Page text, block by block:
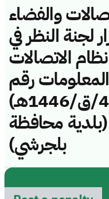
والفضاء
لجنة النظر في
الاتصالات
رقم
(461141144/ق/1446هـ)
محافظة
بلجرشي)